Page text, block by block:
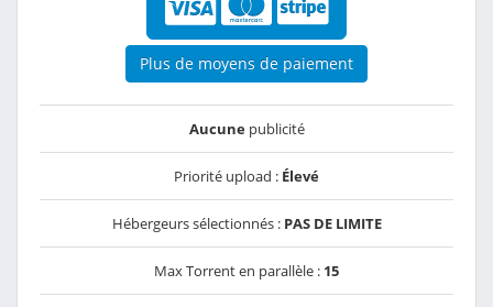
Plus de moyens de paiement
Aucunepublicité
Priorité upload : Élevé
Hébergeurs sélectionnés : PAS DE LIMITE
Max Torrent en parallèle : 15